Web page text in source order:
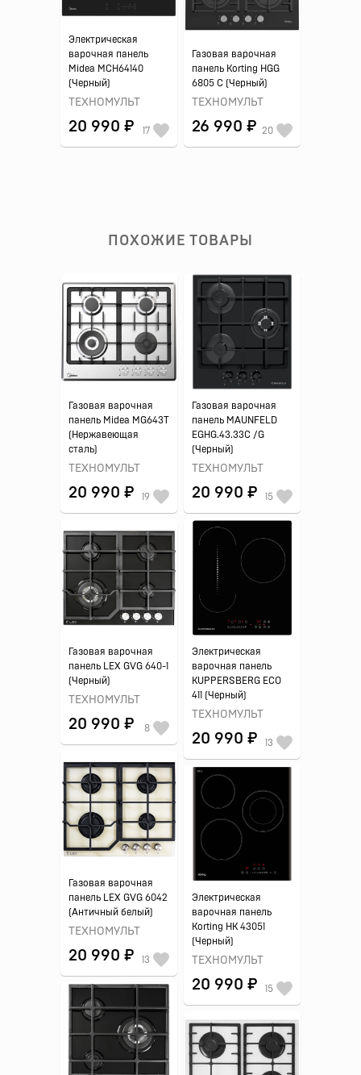
Электрическая
варочная панель
Midea MCH64140
(Черный)
ТЕХНОМУЛЬТ
20 990 ₽ 17
Газовая варочная
панель Korting HGG
6805 C (Черный)
ТЕХНОМУЛЬТ
26 990 ₽ 20
ПОХОЖИЕ ТОВАРЫ
Газовая варочная
панель Midea MG643T
(Нержавеющая
сталь)
ТЕХНОМУЛЬТ
20 990 ₽ 19
Газовая варочная
панель MAUNFELD
EGHG.43.33C /G
(Черный)
ТЕХНОМУЛЬТ
20 990 ₽ 15
Газовая варочная
панель LEX GVG 640-1
(Черный)
ТЕХНОМУЛЬТ
20 990 ₽ 8
Электрическая
варочная панель
KUPPERSBERG ECO
411 (Черный)
ТЕХНОМУЛЬТ
20 990 ₽ 13
Газовая варочная
панель LEX GVG 6042
(Античный белый)
ТЕХНОМУЛЬТ
20 990 ₽ 13
Электрическая
варочная панель
Korting HK 43051
(Черный)
ТЕХНОМУЛЬТ
20 990 ₽ 15